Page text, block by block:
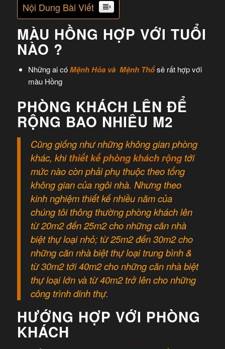
Nội Dung Bài Viết
MÀU HỒNG HỢP VỚI TUỔI
NÀO ?
Những ai cóMệnh Hỏa và Mệnh Thổsẽ rất hợp với
màu Hồng
PHÒNG KHÁCH LÊN ĐỂ
RỘNG BAO NHIÊU M2
Cũng giống như những không gian phòng
khác, khithiết kế phòng khách rộng tới
mức nào còn phải phụ thuộc theo tổng
không gian của ngôi nhà. Nhưng theo
kinh nghiệm thiết kế nhiều năm của
chúng tôi thông thường phòng khách lên
từ 20m2 đến 25m2 cho những căn nhà
biệt thự loại nhỏ; từ 25m2 đến 30m2 cho
những căn nhà biệt thự loại trung bình &
từ 30m2 tới 40m2 cho những căn nhà biệt
thự loại lớn và từ 40m2 trở lên cho những
công trình dinh thự.
HƯỚNG HỢP VỚI PHÒNG
KHÁCH